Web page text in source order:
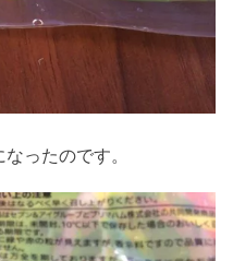
ったのです。